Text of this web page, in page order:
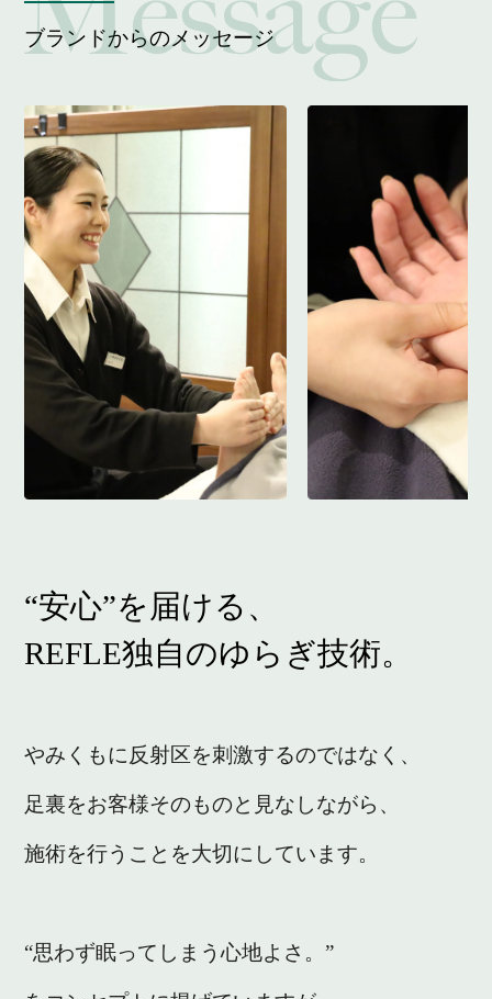
ブランドからのメッセージ
“安心”を届ける、
REFLE独自のゆらぎ技術。
やみくもに反射区を刺激するのではなく、
足裏をお客様そのものと見なしながら、
施術を行うことを大切にしています。
“思わず眠ってしまう心地よさ。”